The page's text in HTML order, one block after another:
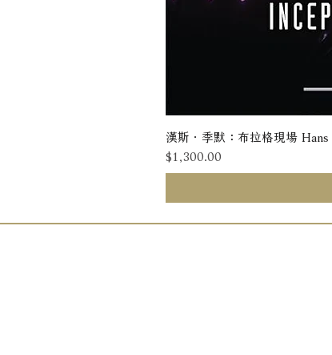
漢斯．季默：布拉格現場 Hans
價格
$1,300.00